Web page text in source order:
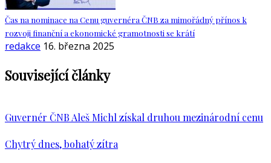
Čas na nominace na Cenu guvernéra ČNB za mimořádný přínos k
rozvoji finanční a ekonomické gramotnosti se krátí
redakce 16. března 2025
Související články
Guvernér ČNB Aleš Michl získal druhou mezinárodní cenu
Chytrý dnes, bohatý zítra